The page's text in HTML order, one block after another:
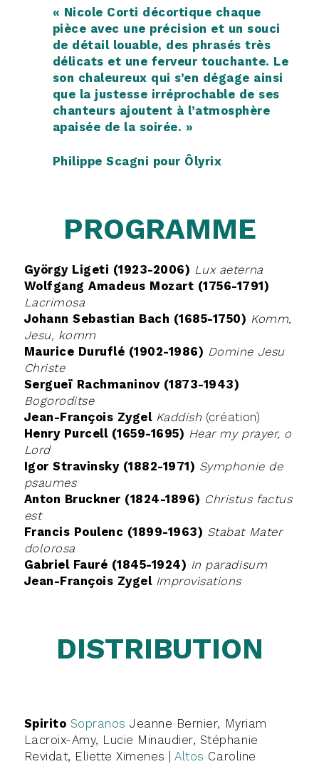
« Nicole Corti décortique chaque
pièce avec une précision et un souci
de détail louable, des phrasés très
délicats et une ferveur touchante. Le
son chaleureux qui s’en dégage ainsi
que la justesse irréprochable de ses
chanteurs ajoutent à l’atmosphère
apaisée de la soirée. »
Philippe Scagni pour Ôlyrix
PROGRAMME
György Ligeti (1923-2006) Lux aeterna
Wolfgang Amadeus Mozart (1756-1791)
Lacrimosa
Johann Sebastian Bach (1685-1750) Komm,
Jesu, komm
Maurice Duruflé (1902-1986) Domine Jesu
Christe
Sergueï Rachmaninov (1873-1943)
Bogoroditse
Jean-François Zygel Kaddish (création)
Henry Purcell (1659-1695) Hear my prayer, o
Lord
Igor Stravinsky (1882-1971) Symphonie de
psaumes
Anton Bruckner (1824-1896) Christus factus
est
Francis Poulenc (1899-1963) Stabat Mater
dolorosa
Gabriel Fauré (1845-1924) In paradisum
Jean-François Zygel Improvisations
DISTRIBUTION
Spirito Sopranos Jeanne Bernier, Myriam
Lacroix-Amy, Lucie Minaudier, Stéphanie
Revidat, Eliette Ximenes |Altos Caroline